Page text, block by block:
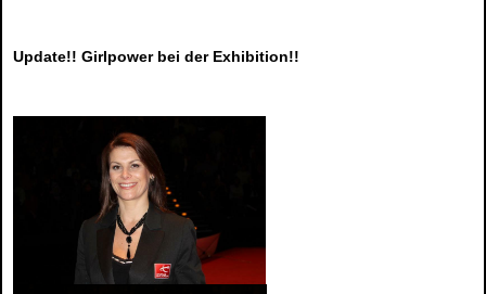
Update!! Girlpower bei der Exhibition!!